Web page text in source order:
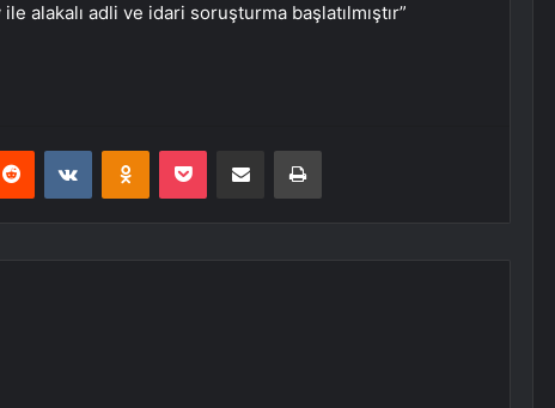
alakalı adli ve idari soruşturma başlatılmıştır”
Reddit VKontakteOdnoklassniki
Pocket E-Posta ile paylaş Yazdır